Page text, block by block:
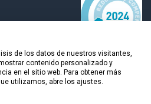
de los datos de nuestros visitantes,
contenido personalizado y
en el sitio web. Para obtener más
utilizamos, abre los ajustes.